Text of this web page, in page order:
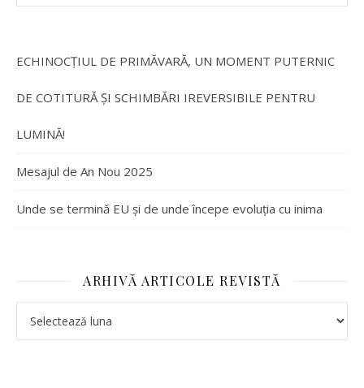
ECHINOCȚIUL DE PRIMĂVARĂ, UN MOMENT PUTERNIC
DE COTITURĂ ȘI SCHIMBĂRI IREVERSIBILE PENTRU
LUMINĂ!
Mesajul de An Nou 2025
Unde se termină EU și de unde începe evoluția cu inima
ARHIVĂ ARTICOLE REVISTĂ